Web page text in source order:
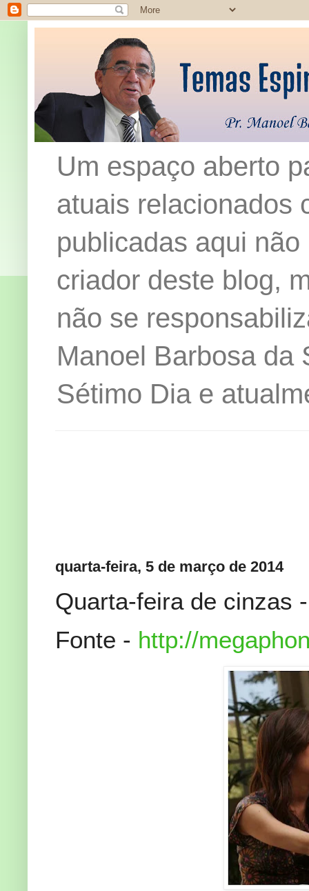
Um espaço aberto
atuais relacionados
publicadas aqui
criador deste blog,
não se
Manoel Barbosa da
Sétimo Dia e
quarta-feira, 5 de março de 2014
Quarta-feira de cinzas
Fonte - http://